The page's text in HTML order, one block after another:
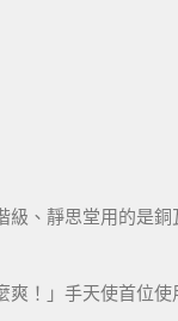
級、靜思堂用的是
爽！」手天使首位